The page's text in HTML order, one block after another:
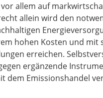
allem auf
allein wird den
hohen Kosten und mit
erreichen.
ergänzende
dem Emissionshandel